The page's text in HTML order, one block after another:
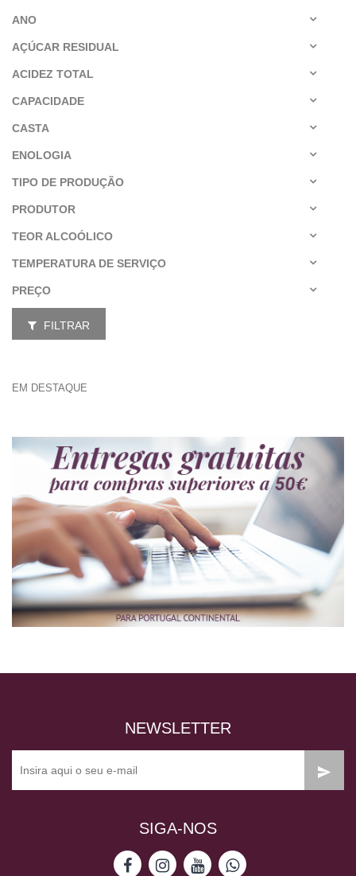
ANO
AÇÚCAR RESIDUAL
ACIDEZ TOTAL
CAPACIDADE
CASTA
ENOLOGIA
TIPO DE PRODUÇÃO
PRODUTOR
TEOR ALCOÓLICO
TEMPERATURA DE SERVIÇO
PREÇO
FILTRAR
EM DESTAQUE
NEWSLETTER
SIGA-NOS